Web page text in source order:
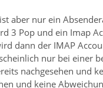
aber nur ein
3 Pop und ein Imap
dann der IMAP
nur bei einer
nachgesehen und
und keine